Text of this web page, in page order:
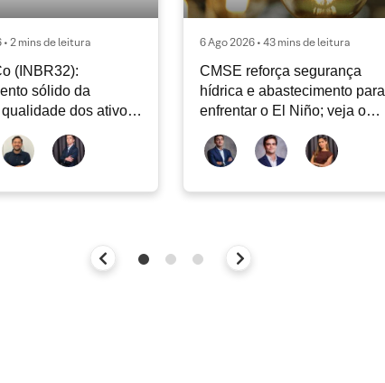
• 2 mins de leitura
(INBR32):
sólido da
dos ativos
6 Ago 2026 • 43 mins de leitura
CMSE reforça segurança
hídrica e abastecimento para
enfrentar o El Niño; veja o